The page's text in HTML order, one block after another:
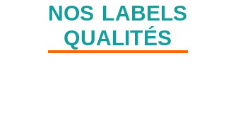
NOS LABELS
QUALITÉS